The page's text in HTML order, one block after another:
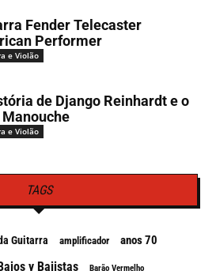
Fender Telecaster
Performer
e Violão
de Django Reinhardt e o
e Violão
TAGS
Guitarra amplificador anos 70
y Bajistas Barão Vermelho